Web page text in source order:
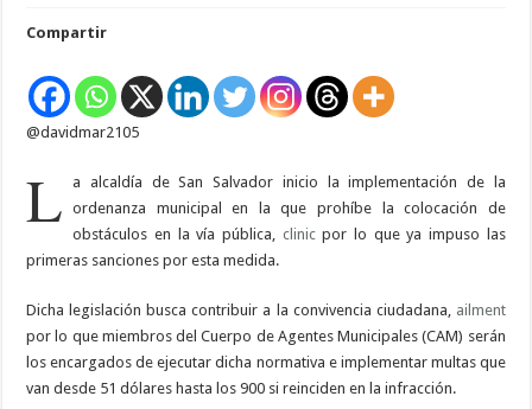
publica
Compartir
@davidmar2105
L
a alcaldía de San Salvador inicio la implementación de la
ordenanza municipal en la que prohíbe la colocación de
obstáculos en la vía pública, clinicpor lo que ya impuso las
primeras sanciones por esta medida.
Dicha legislación busca contribuir a la convivencia ciudadana, ailment
por lo que miembros del Cuerpo de Agentes Municipales (CAM) serán
los encargados de ejecutar dicha normativa e implementar multas que
van desde 51 dólares hasta los 900 si reinciden en la infracción.